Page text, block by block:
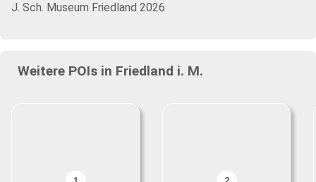
J. Sch. Museum Friedland 2026
Weitere POIs in Friedland i. M.